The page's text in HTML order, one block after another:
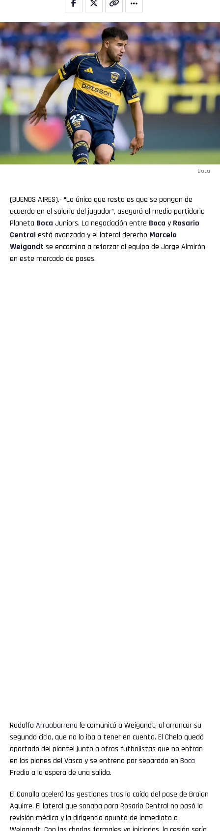
Boca
(BUENOS AIRES).- “Lo único que resta es que se pongan de
acuerdo en el salario del jugador”, aseguró el medio partidario
Planeta Boca Juniors. La negociación entre Boca y Rosario
Central está avanzada y el lateral derecho Marcelo
Weigandt se encamina a reforzar al equipo de Jorge Almirón
en este mercado de pases.
Rodolfo Arruabarrena le comunicó a Weigandt, al arrancar su
segundo ciclo, que no lo iba a tener en cuenta. El Chelo quedó
apartado del plantel junto a otros futbolistas que no entran
en los planes del Vasco y se entrena por separado en Boca
Predio a la espera de una salida.
El Canalla aceleró las gestiones tras la caída del pase de Braian
Aguirre. El lateral que sonaba para Rosario Central no pasó la
revisión médica y la dirigencia apuntó de inmediato a